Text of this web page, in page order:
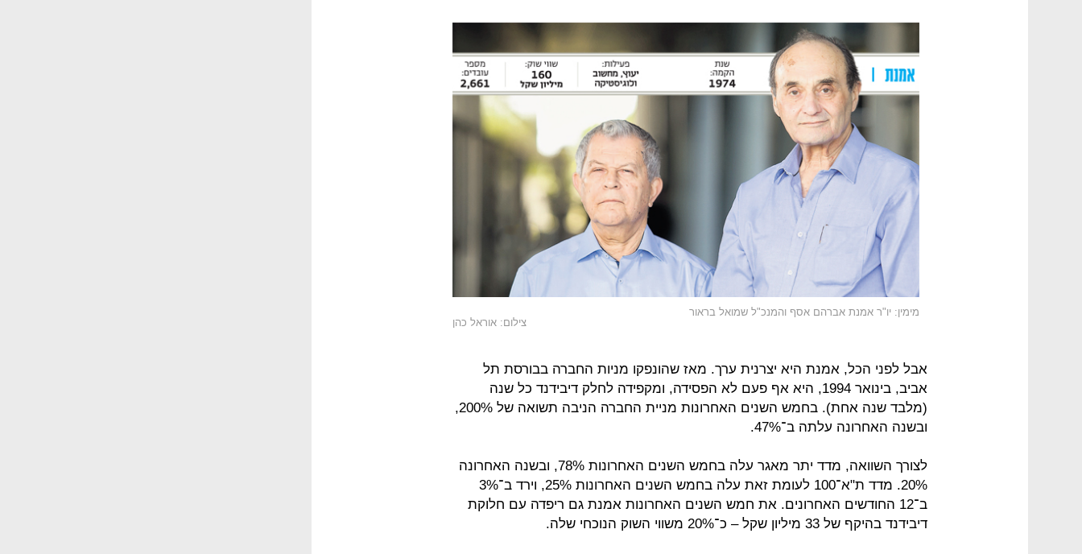
מימין: יו"ר אמנת אברהם אסף והמנכ"ל שמואל בראור
צילום: אוראל כהן
אבל לפני הכל, אמנת היא יצרנית ערך. מאז שהונפקו מניות החברה בבורסת תל
אביב, בינואר 1994, היא אף פעם לא הפסידה, ומקפידה לחלק דיבידנד כל שנה
(מלבד שנה אחת). בחמש השנים האחרונות מניית החברה הניבה תשואה של 200%,
ובשנה האחרונה עלתה ב־47%.
לצורך השוואה, מדד יתר מאגר עלה בחמש השנים האחרונות 78%, ובשנה האחרונה
20%. מדד ת"א־100 לעומת זאת עלה בחמש השנים האחרונות 25%, וירד ב־3%
ב־12 החודשים האחרונים. את חמש השנים האחרונות אמנת גם ריפדה עם חלוקת
דיבידנד בהיקף של 33 מיליון שקל – כ־20% משווי השוק הנוכחי שלה.